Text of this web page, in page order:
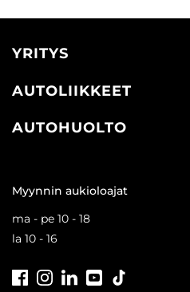
YRITYS
AUTOLIIKKEET
AUTOHUOLTO
Myynnin aukioloajat
ma - pe 10 - 18
la 10 - 16
FacebookInstagramLinkedInYoutube